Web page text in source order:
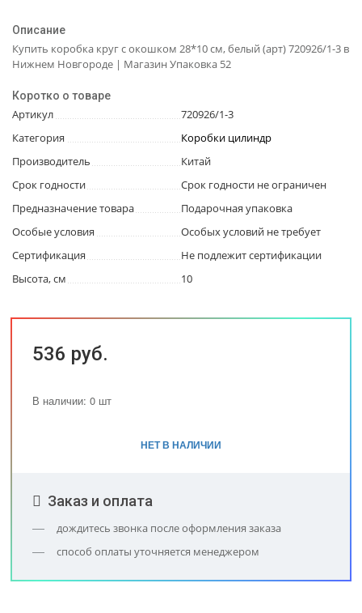
Описание
Купить коробка круг с окошком 28*10 см, белый (арт) 720926/1-3 в
Нижнем Новгороде | Магазин Упаковка 52
Коротко о товаре
Артикул
720926/1-3
Категория
Коробки цилиндр
Производитель
Китай
Срок годности
Срок годности не ограничен
Предназначение товара
Подарочная упаковка
Особые условия
Особых условий не требует
Сертификация
Не подлежит сертификации
Высота, см
10
536 руб.
В наличии: 0 шт
НЕТ В НАЛИЧИИ
Заказ и оплата
дождитесь звонка после оформления заказа
способ оплаты уточняется менеджером